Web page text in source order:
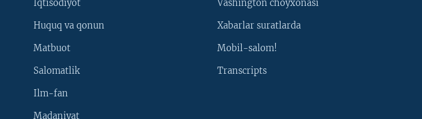
Iqtisodiyot
Huquq va qonun
Matbuot
Salomatlik
Ilm-fan
Madaniyat
Vashington choyxonasi
Xabarlar suratlarda
Mobil-salom!
Transcripts